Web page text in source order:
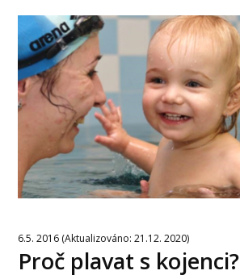
6.5. 2016 (Aktualizováno: 21.12. 2020)
Proč plavat s kojenci?